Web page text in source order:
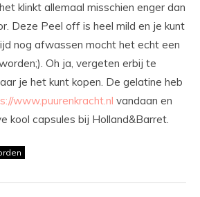
klinkt allemaal misschien enger dan
Deze Peel off is heel mild en je kunt
nog afwassen mocht het echt een
Oh ja, vergeten erbij te
je het kunt kopen. De gelatine heb
www.puurenkracht.nl vandaan en
kool capsules bij Holland&Barret.